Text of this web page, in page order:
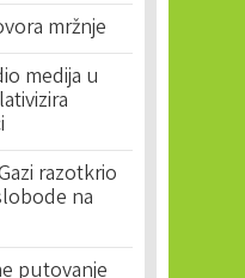
mržnje
medija u
razotkrio
na